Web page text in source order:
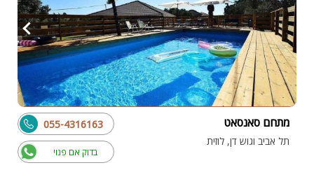
מתחם סאנסאט
תל אביב וגוש דן, לוזית
בדוק אם פנוי
055-4316163